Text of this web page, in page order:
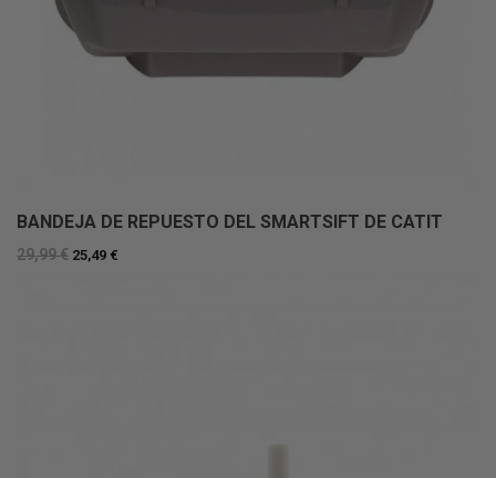
BANDEJA DE REPUESTO DEL SMARTSIFT DE CATIT
29,99 € 25,49 €